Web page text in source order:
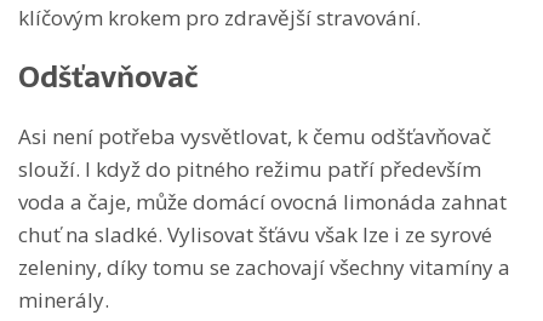
klíčovým krokem pro zdravější stravování.
Odšťavňovač
Asi není potřeba vysvětlovat, k čemu odšťavňovač
slouží. I když do pitného režimu patří především
voda a čaje, může domácí ovocná limonáda zahnat
chuť na sladké. Vylisovat šťávu však lze i ze syrové
zeleniny, díky tomu se zachovají všechny vitamíny a
minerály.